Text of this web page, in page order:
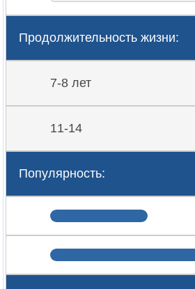
Продолжительность жизни:
7-8 лет
11-14
Популярность: